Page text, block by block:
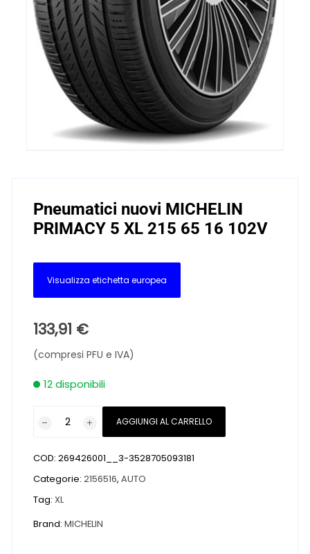
Pneumatici nuovi MICHELIN
PRIMACY 5 XL 215 65 16 102V
Visualizza etichetta europea
133,91 €
(compresi PFU e IVA)
12 disponibili
PRIMACY
5
XL
65
AGGIUNGI AL CARRELLO
COD:269426001__3-3528705093181
Categorie:2156516,AUTO
Tag:XL
Brand:MICHELIN